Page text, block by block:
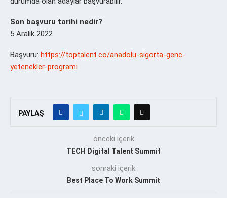
Son başvuru tarihi nedir?
5 Aralık 2022
Başvuru: https://toptalent.co/anadolu-sigorta-genc-
yetenekler-programi
PAYLAŞ
önceki içerik
TECH Digital Talent Summit
sonraki içerik
Best Place To Work Summit